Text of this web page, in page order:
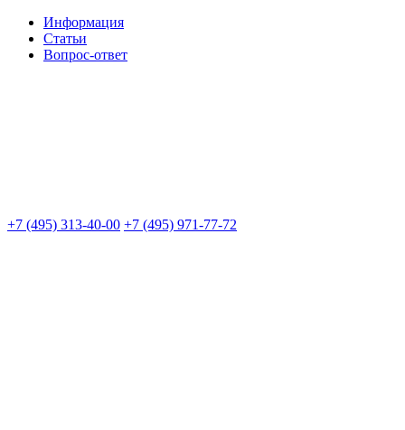
Информация
Статьи
Вопрос-ответ
+7 (495) 313-40-00 +7 (495) 971-77-72